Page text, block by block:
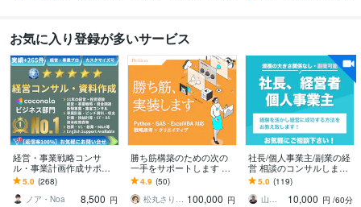
お気に入り登録が多いサービス
経営・事業戦略コンサ
ル・事業計画作成サポー
トします 億円超の資金調
達・実績多数 | 経営13年
のプロがサポート
5.0 (268)
ノア・Noa
8,500 円
勝ち筋構築のための次の
一手をサポートします Pyt
hon・GAS・ExcelVBA対
応、デザイン支援も
4.9 (50)
松丸さりり｜シネステティカ 100,000 円
社長/個人事業主/副業の経
営 相談のコンサルします
プロの経営コンサルタン
トが年商10億→70億の経
験をお伝え！
5.0 (119)
山下 経営コンサル／コーチ
10,000 円 /60分